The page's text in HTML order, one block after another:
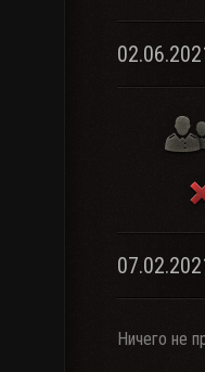
Ничего не